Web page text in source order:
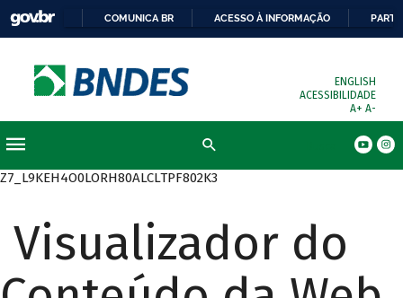
COMUNICA BR ACESSO À INFORMAÇÃO
ENGLISH
ACESSIBILIDADE
A+ A-
Z7_L9KEH4O0LORH80ALCLTPF802K3
Visualizador do